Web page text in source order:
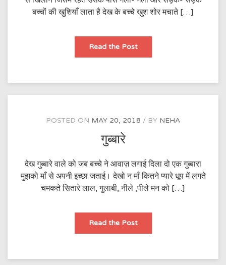
बच्चों की खुशियाँ लाता है देख के बच्चे खुश शोर मचाते […]
Read the Postखिलौने
POSTED ON MAY 20, 2018 BY NEHA
गुब्बारे
देख गुब्बारे वाले को जब बच्चे ने आवाज़ लगाई दिला दो एक गुब्बारा
मुझको माँ से अपनी इच्छा जताई। देखो न माँ कितने प्यारे धूप में लगते
चमकते सितारे लाल, गुलाबी, नीले ,पीले मन को […]
Read the Postगुब्बारे